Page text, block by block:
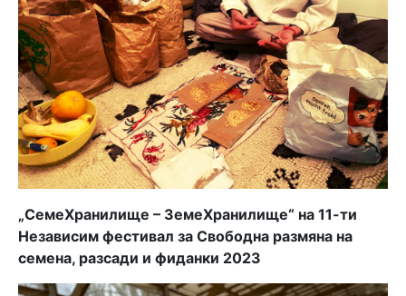
„СемеХранилище – ЗемеХранилище“ на 11-ти
Независим фестивал за Свободна размяна на
семена, разсади и фиданки 2023